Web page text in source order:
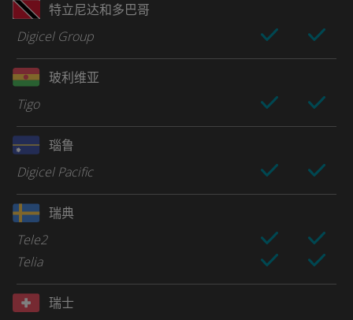
特立尼达和多巴哥
Digicel Group
玻利维亚
Tigo
瑙鲁
Digicel Pacific
瑞典
Tele2
Telia
瑞士